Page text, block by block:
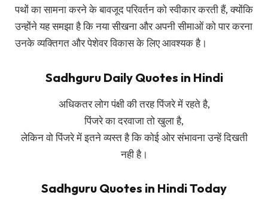
पथों का सामना करने के बावजूद परिवर्तन को स्वीकार करती हैं, क्योंकि
उन्होंने यह समझा है कि नया सीखना और अपनी सीमाओं को पार करना
उनके व्यक्तिगत और पेशेवर विकास के लिए आवश्यक है।
Sadhguru Daily Quotes in Hindi
अधिकतर लोग पंक्षी की तरह पिंजरे में रहते है,
पिंजरे का दरवाजा तो खुला है,
लेकिन वो पिंजरे में इतने व्यस्त है कि कोई ओर संभावना उन्हें दिखती
नही है।
Sadhguru Quotes in Hindi Today